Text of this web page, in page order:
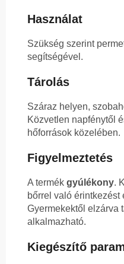
Használat
Szükség szerint
segítségével.
Tárolás
Száraz helyen,
Közvetlen napfénytől
hőforrások közelében.
Figyelmeztetés
A termék gyúlékony.
bőrrel való érintkezést
Gyermekektől elzárva
alkalmazható.
Kiegészítő